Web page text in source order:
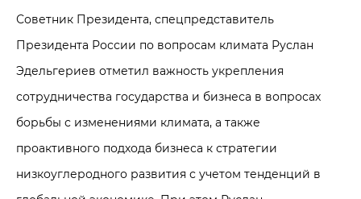
Советник Президента, спецпредставитель
Президента России по вопросам климата Руслан
Эдельгериев отметил важность укрепления
сотрудничества государства и бизнеса в вопросах
борьбы с изменениями климата, а также
проактивного подхода бизнеса к стратегии
низкоуглеродного развития с учетом тенденций в